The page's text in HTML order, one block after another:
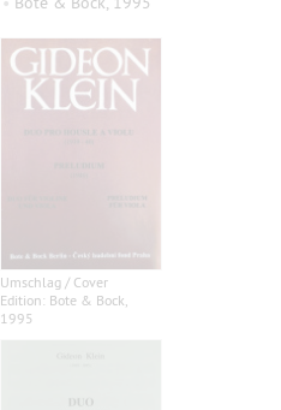
Umschlag / Cover
Edition: Bote & Bock,
1995